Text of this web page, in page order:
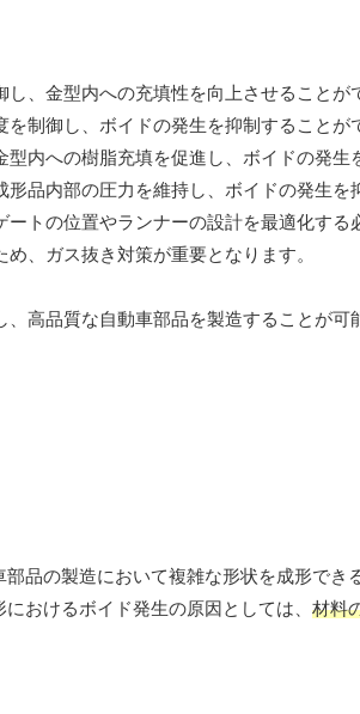
、金型内への充填性を向上させることが
制御し、ボイドの発生を抑制することが
内への樹脂充填を促進し、ボイドの発生
品内部の圧力を維持し、ボイドの発生を
トの位置やランナーの設計を最適化する
、ガス抜き対策が重要となります。
高品質な自動車部品を製造することが可
品の製造において複雑な形状を成形でき
おけるボイド発生の原因としては、 材料